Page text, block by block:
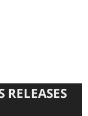
RELEASES